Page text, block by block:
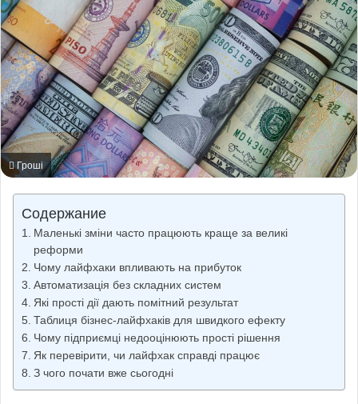
Гроші
Содержание
Маленькі зміни часто працюють краще за великі
реформи
Чому лайфхаки впливають на прибуток
Автоматизація без складних систем
Які прості дії дають помітний результат
Таблиця бізнес-лайфхаків для швидкого ефекту
Чому підприємці недооцінюють прості рішення
Як перевірити, чи лайфхак справді працює
З чого почати вже сьогодні